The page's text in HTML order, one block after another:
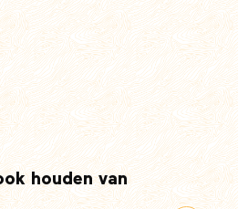
houden van